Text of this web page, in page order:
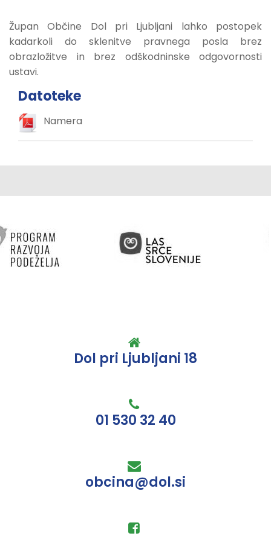
Župan Občine Dol pri Ljubljani lahko postopek
kadarkoli do sklenitve pravnega posla brez
obrazložitve in brez odškodninske odgovornosti
ustavi.
Datoteke
Namera
Dol pri Ljubljani 18
01 530 32 40
obcina@dol.si